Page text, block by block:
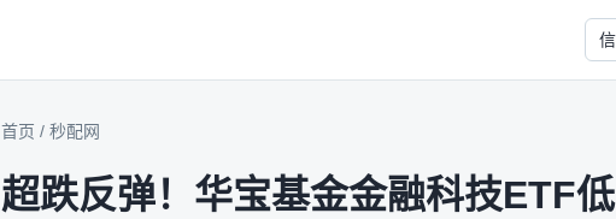
首页 / 秒配网
超跌反弹！华宝基金金融科技ETF